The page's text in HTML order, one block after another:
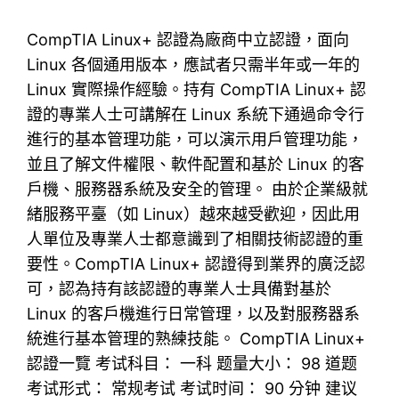
CompTIA Linux+ 認證為廠商中立認證，面向
Linux 各個通用版本，應試者只需半年或一年的
Linux 實際操作經驗。持有 CompTIA Linux+ 認
證的專業人士可講解在 Linux 系統下通過命令行
進行的基本管理功能，可以演示用戶管理功能，
並且了解文件權限、軟件配置和基於 Linux 的客
戶機、服務器系統及安全的管理。 由於企業級就
緒服務平臺（如 Linux）越來越受歡迎，因此用
人單位及專業人士都意識到了相關技術認證的重
要性。CompTIA Linux+ 認證得到業界的廣泛認
可，認為持有該認證的專業人士具備對基於
Linux 的客戶機進行日常管理，以及對服務器系
統進行基本管理的熟練技能。 CompTIA Linux+
認證一覽 考试科目： 一科 题量大小： 98 道题
考试形式： 常规考试 考试时间： 90 分钟 建议